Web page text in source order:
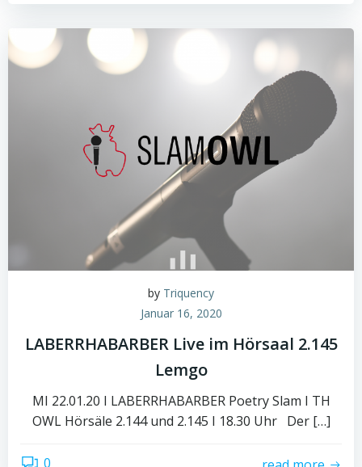
by Triquency
Januar 16, 2020
LABERRHABARBER Live im Hörsaal 2.145
Lemgo
MI 22.01.20 I LABERRHABARBER Poetry Slam I TH
OWL Hörsäle 2.144 und 2.145 I 18.30 Uhr⠀Der […]
0